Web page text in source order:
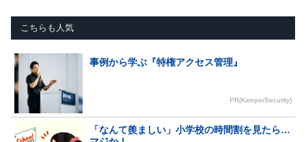
こちらも人気
事例から学ぶ『特権アクセス管理』
PR(KeeperSecurity)
「なんて羨ましい」小学校の時間割を見たら…